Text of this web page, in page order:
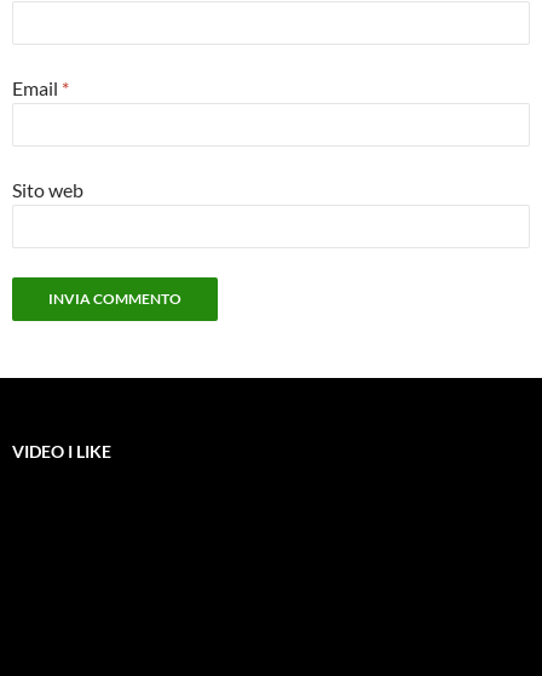
Email *
Sito web
VIDEO I LIKE